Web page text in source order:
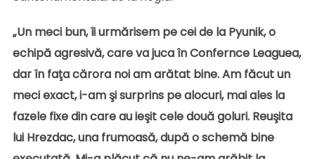
„Un meci bun, îi urmărisem pe cei de la Pyunik, o
echipă agresivă, care va juca în Confernce Leaguea,
dar în faţa cărora noi am arătat bine. Am făcut un
meci exact, i-am şi surprins pe alocuri, mai ales la
fazele fixe din care au ieşit cele două goluri. Reuşita
lui Hrezdac, una frumoasă, după o schemă bine